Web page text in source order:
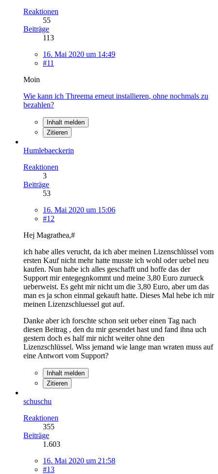
Reaktionen
55
Beiträge
113
16. Mai 2020 um 14:49
#11
Moin
Wie kann ich Threema erneut installieren, ohne nochmals zu
bezahlen?
Inhalt melden
Zitieren
Humlebaeckerin
Reaktionen
3
Beiträge
53
16. Mai 2020 um 15:06
#12
Hej Magrathea,#
ich habe alles verucht, da ich aber meinen Lizenschlüssel vom
ersten Kauf nicht mehr hatte musste ich wohl oder uebel neu
kaufen. Nun habe ich alles geschafft und hoffe das der
Support mir entegegnkommt und meine 3,80 Euro zurueck
ueberweist. Es geht mir nicht um die 3,80 Euro, aber um das
man es ja schon einmal gekauft hatte. Dieses Mal hebe ich mir
meinen Lizenzschluessel gut auf.
Danke aber ich forschte schon seit ueber einen Tag nach
diesen Beitrag , den du mir gesendet hast und fand ihna uch
gestern doch es half mir nicht weiter ohne den
Lizenzschlüssel. Wiss jemand wie lange man wraten muss auf
eine Antwort vom Support?
Inhalt melden
Zitieren
schuschu
Reaktionen
355
Beiträge
1.603
16. Mai 2020 um 21:58
#13